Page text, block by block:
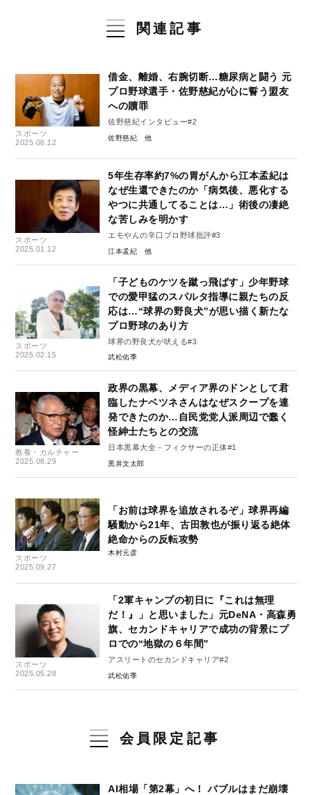
関連記事
スポーツ
2025.06.12
借金、離婚、右腕切断…糖尿病と闘う 元
プロ野球選手・佐野慈紀が心に誓う盟友
への贖罪
佐野慈紀インタビュー#2
佐野慈紀
スポーツ
2025.01.12
5年生存率約7%の胃がんから江本孟紀は
なぜ生還できたのか「病気後、悪化する
やつに共通してることは…」術後の凄絶
な苦しみを明かす
エモやんの辛口プロ野球批評#3
江本孟紀
スポーツ
2025.02.15
「子どものケツを蹴っ飛ばす」少年野球
での愛甲猛のスパルタ指導に親たちの反
応は…“球界の野良犬”が思い描く新たな
プロ野球のあり方
球界の野良犬が吠える#3
武松佑季
教養・カルチャー
2025.08.29
政界の黒幕、メディア界のドンとして君
臨したナベツネさんはなぜスクープを連
発できたのか…自民党党人派周辺で蠢く
怪紳士たちとの交流
日本黒幕大全－フィクサーの正体#1
黒井文太郎
スポーツ
2025.09.27
「お前は球界を追放されるぞ」球界再編
騒動から21年、古田敦也が振り返る絶体
絶命からの反転攻勢
木村元彦
スポーツ
2025.05.28
「2軍キャンプの初日に『これは無理
だ！』」と思いました」元DeNA・高森勇
旗、セカンドキャリアで成功の背景にプ
ロでの“地獄の６年間”
アスリートのセカンドキャリア#2
武松佑季
会員限定記事
AI相場「第2幕」へ！ バブルはまだ崩壊